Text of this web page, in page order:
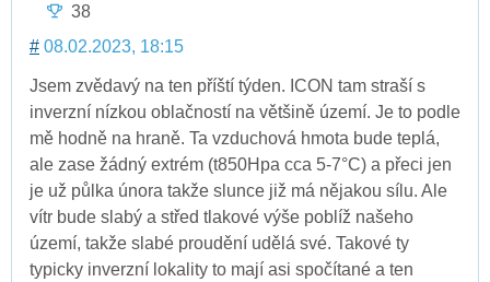
38
# 08.02.2023, 18:15
Jsem zvědavý na ten příští týden. ICON tam straší s
inverzní nízkou oblačností na většině území. Je to podle
mě hodně na hraně. Ta vzduchová hmota bude teplá,
ale zase žádný extrém (t850Hpa cca 5-7°C) a přeci jen
je už půlka února takže slunce již má nějakou sílu. Ale
vítr bude slabý a střed tlakové výše poblíž našeho
území, takže slabé proudění udělá své. Takové ty
typicky inverzní lokality to mají asi spočítané a ten